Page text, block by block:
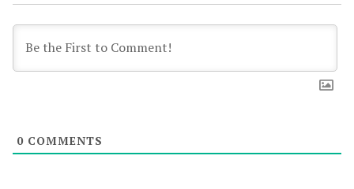
0 COMMENTS